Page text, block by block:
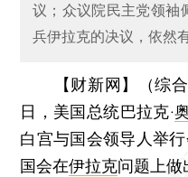
议；众议院民主党领袖
兵伊拉克的决议，依然
【财新网】（综
日，美国总统巴拉克·
白宫与国会领导人举
国会在伊拉克问题上做